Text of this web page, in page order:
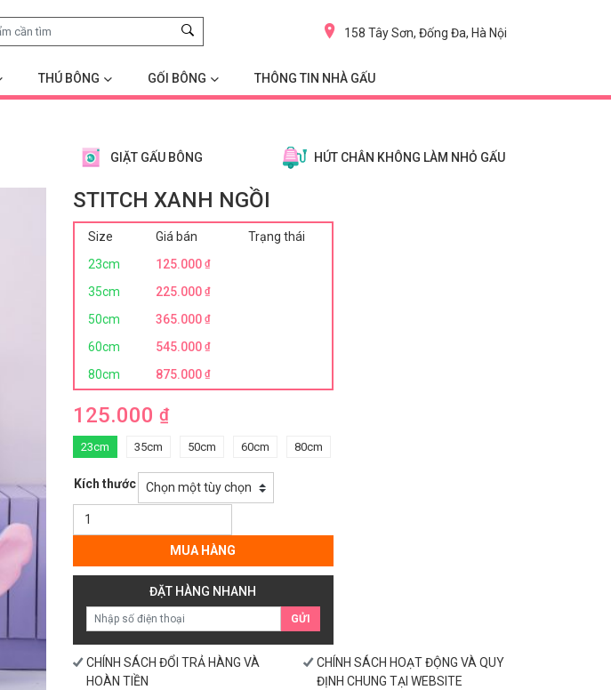
158 Tây Sơn, Đống Đa, Hà Nội
THÚ BÔNG GỐI BÔNG THÔNG TIN NHÀ GẤU
GIẶT GẤU BÔNG HÚT CHÂN KHÔNG LÀM NHỎ GẤU
STITCH XANH NGỒI
Size Giá bán
Trạng thái
23cm
125.000 ₫
35cm 225.000 ₫
50cm 365.000 ₫
60cm 545.000 ₫
80cm 875.000 ₫
125.000 ₫
23cm 35cm 50cm 60cm 80cm
Kích thước
Stitch
số
MUA HÀNG
ĐẶT HÀNG NHANH
GỬI
CHÍNH SÁCH ĐỔI TRẢ HÀNG VÀ
HOÀN TIỀN
CHÍNH SÁCH HOẠT ĐỘNG VÀ QUY
ĐỊNH CHUNG TẠI WEBSITE